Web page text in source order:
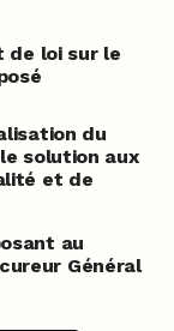
de loi sur le
du
solution aux
et de
au
Général